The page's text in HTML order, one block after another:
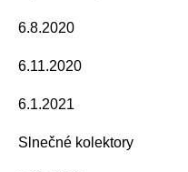
6.8.2020
6.11.2020
6.1.2021
Slnečné kolektory